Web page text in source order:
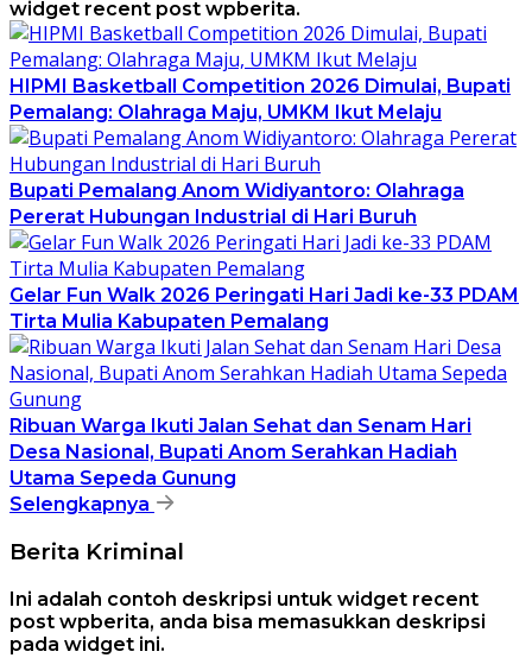
widget recent post wpberita.
HIPMI Basketball Competition 2026 Dimulai, Bupati
Pemalang: Olahraga Maju, UMKM Ikut Melaju
Bupati Pemalang Anom Widiyantoro: Olahraga
Pererat Hubungan Industrial di Hari Buruh
Gelar Fun Walk 2026 Peringati Hari Jadi ke-33 PDAM
Tirta Mulia Kabupaten Pemalang
Ribuan Warga Ikuti Jalan Sehat dan Senam Hari
Desa Nasional, Bupati Anom Serahkan Hadiah
Utama Sepeda Gunung
Selengkapnya
Berita Kriminal
Ini adalah contoh deskripsi untuk widget recent
post wpberita, anda bisa memasukkan deskripsi
pada widget ini.